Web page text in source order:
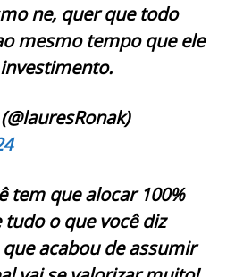
ne, quer que todo
mesmo tempo que ele
tem que alocar 100%
tudo o que você diz
acabou de assumir